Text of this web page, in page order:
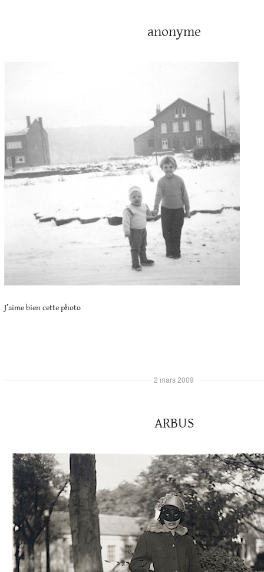
anonyme
J’aime bien cette photo
ARBUS
2 mars 2009